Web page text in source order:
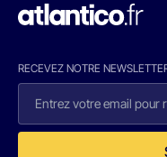
RECEVEZ NOTRE